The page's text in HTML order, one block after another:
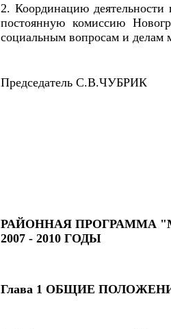
2. Координацию
постоянную комиссию
социальным вопросам и делам
Председатель С.В.ЧУБРИК
РАЙОННАЯ ПРОГРАММА
2007 - 2010 ГОДЫ
Глава 1 ОБЩИЕ